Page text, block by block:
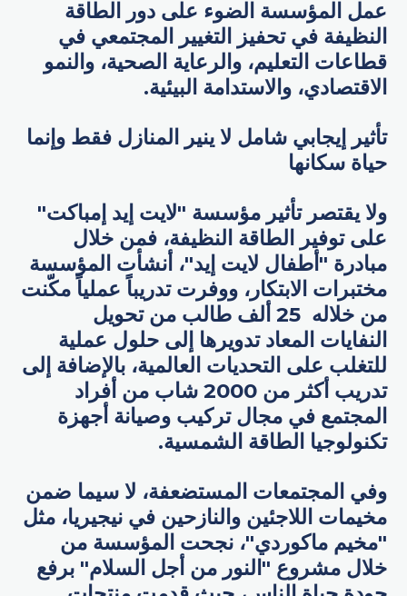
عمل المؤسسة الضوء على دور الطاقة
النظيفة في تحفيز التغيير المجتمعي في
قطاعات التعليم، والرعاية الصحية، والنمو
الاقتصادي، والاستدامة البيئية.
تأثير إيجابي شامل لا ينير المنازل فقط وإنما
حياة سكانها
ولا يقتصر تأثير مؤسسة "لايت إيد إمباكت"
على توفير الطاقة النظيفة، فمن خلال
مبادرة "أطفال لايت إيد"، أنشأت المؤسسة
مختبرات الابتكار، ووفرت تدريباً عملياً مكّنت
من خلاله 25 ألف طالب من تحويل
النفايات المعاد تدويرها إلى حلول عملية
للتغلب على التحديات العالمية، بالإضافة إلى
تدريب أكثر من 2000 شاب من أفراد
المجتمع في مجال تركيب وصيانة أجهزة
تكنولوجيا الطاقة الشمسية.
وفي المجتمعات المستضعفة، لا سيما ضمن
مخيمات اللاجئين والنازحين في نيجيريا، مثل
"مخيم ماكوردي"، نجحت المؤسسة من
خلال مشروع "النور من أجل السلام" برفع